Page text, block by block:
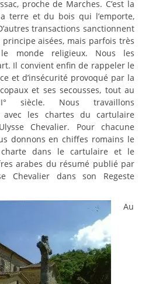
proche de Marches. C’est la
terre et du bois qui l’emporte,
transactions sanctionnent
aisées, mais parfois très
monde religieux. Nous les
Il convient enfin de rappeler le
et d’insécurité provoqué par la
et ses secousses, tout au
siècle. Nous travaillons
avec les chartes du cartulaire
Chevalier. Pour chacune
donnons en chiffes romains le
dans le cartulaire et le
arabes du résumé publié par
Chevalier dans son Regeste
Au